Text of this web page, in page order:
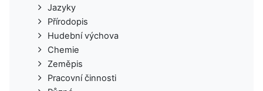
Jazyky
Přírodopis
Hudební výchova
Chemie
Zeměpis
Pracovní činnosti